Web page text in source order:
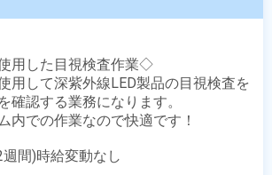
用した目視検査作業◇
用して深紫外線LED製品の目視検査を
確認する業務になります。
内での作業なので快適です！
間)時給変動なし